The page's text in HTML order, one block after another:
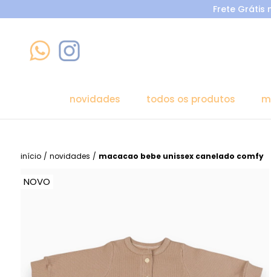
Frete Grátis
novidades todos os produtos
início / novidades / macacao bebe unissex canelado comfy
NOVO